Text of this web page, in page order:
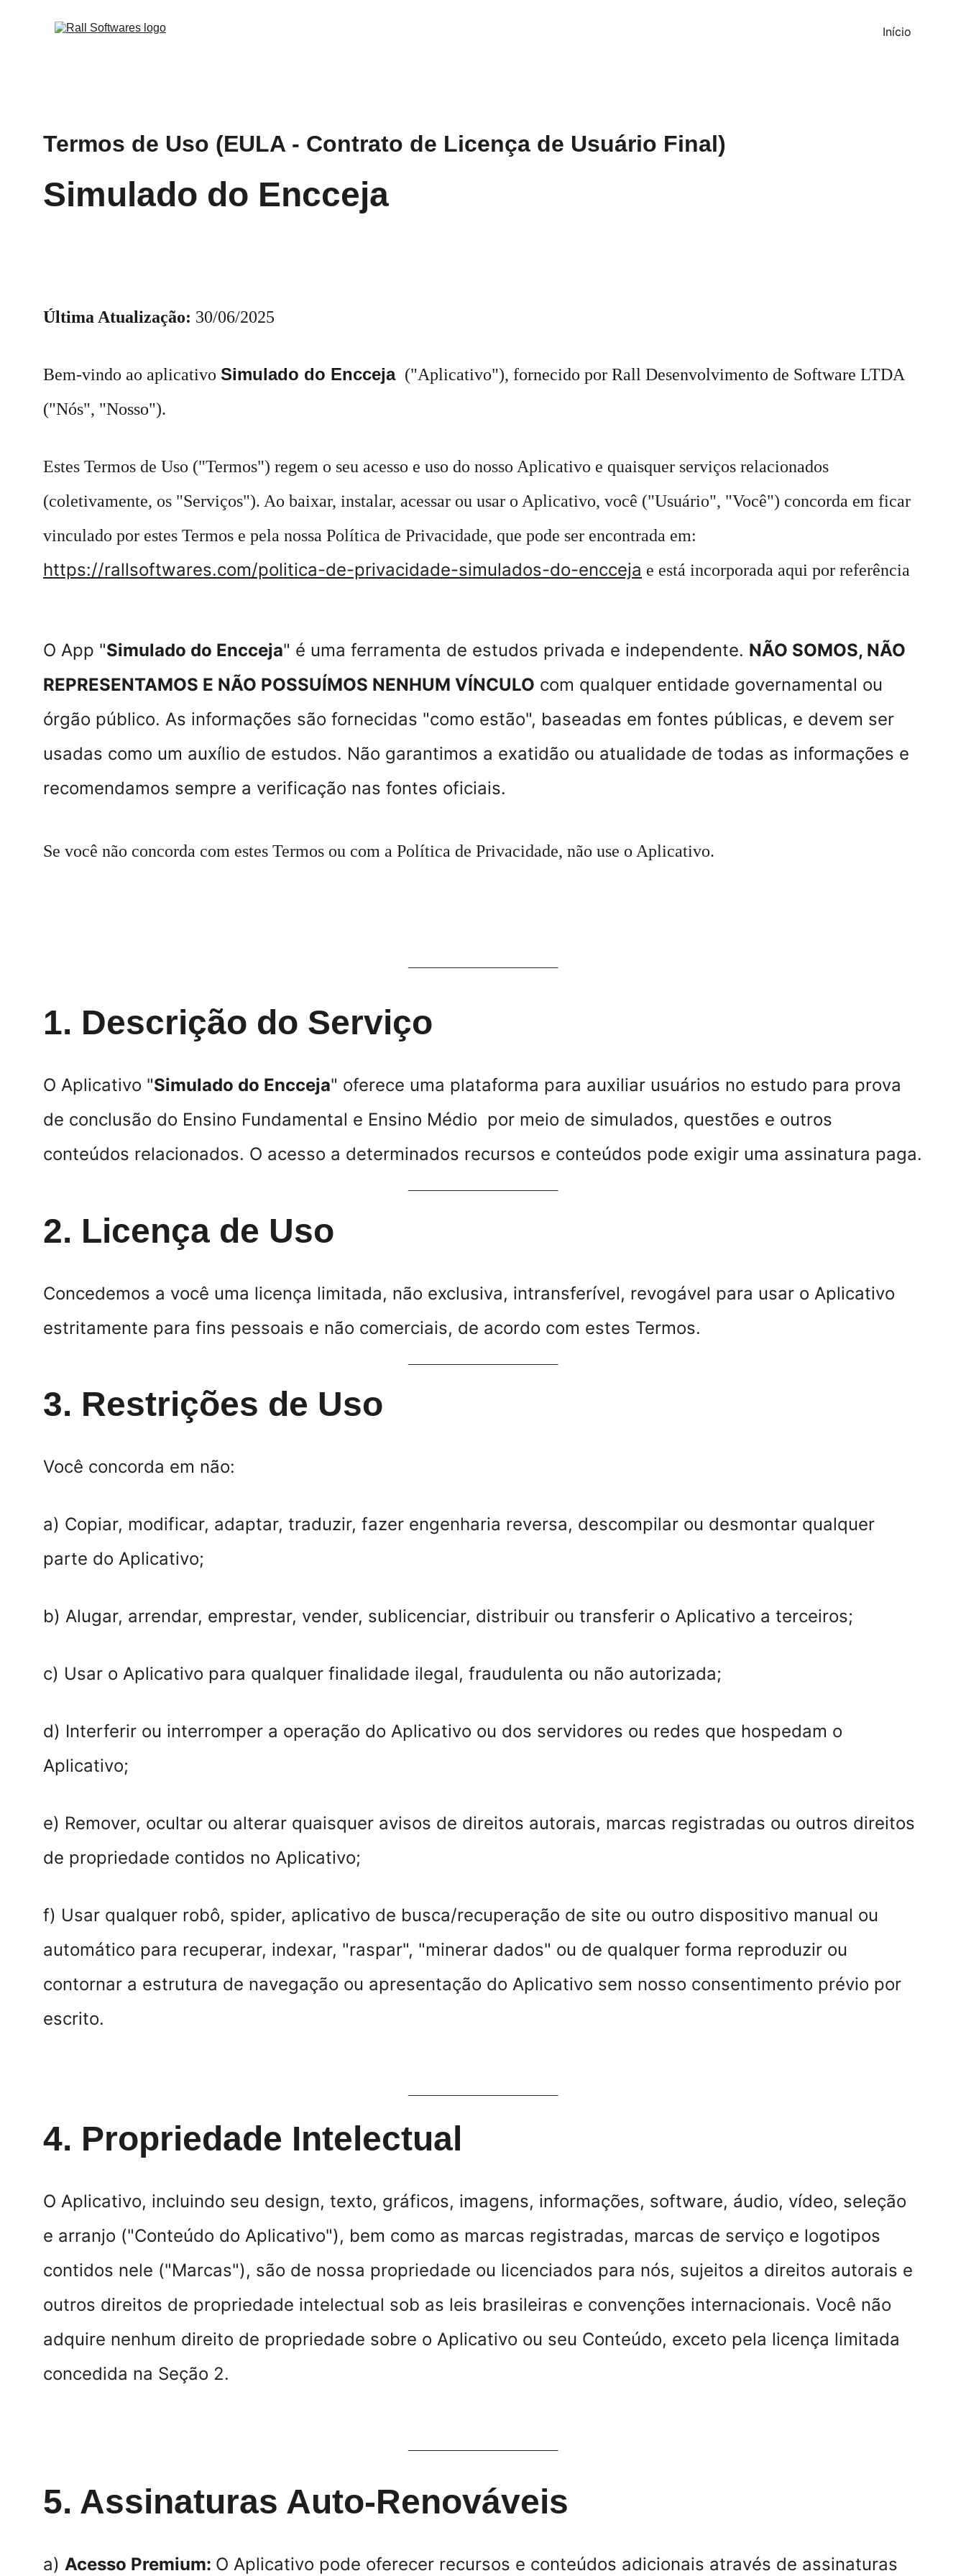
Início
Termos de Uso (EULA - Contrato de Licença de Usuário Final)
Simulado do Encceja
Última Atualização: 30/06/2025
Bem-vindo ao aplicativo Simulado do Encceja ("Aplicativo"), fornecido por Rall Desenvolvimento de Software LTDA
("Nós", "Nosso").
Estes Termos de Uso ("Termos") regem o seu acesso e uso do nosso Aplicativo e quaisquer serviços relacionados
(coletivamente, os "Serviços"). Ao baixar, instalar, acessar ou usar o Aplicativo, você ("Usuário", "Você") concorda em ficar
vinculado por estes Termos e pela nossa Política de Privacidade, que pode ser encontrada em:
https://rallsoftwares.com/politica-de-privacidade-simulados-do-encceja e está incorporada aqui por referência
O App "Simulado do Encceja" é uma ferramenta de estudos privada e independente. NÃO SOMOS, NÃO
REPRESENTAMOS E NÃO POSSUÍMOS NENHUM VÍNCULO com qualquer entidade governamental ou
órgão público. As informações são fornecidas "como estão", baseadas em fontes públicas, e devem ser
usadas como um auxílio de estudos. Não garantimos a exatidão ou atualidade de todas as informações e
recomendamos sempre a verificação nas fontes oficiais.
Se você não concorda com estes Termos ou com a Política de Privacidade, não use o Aplicativo.
1. Descrição do Serviço
O Aplicativo "Simulado do Encceja" oferece uma plataforma para auxiliar usuários no estudo para prova
de conclusão do Ensino Fundamental e Ensino Médio  por meio de simulados, questões e outros
conteúdos relacionados. O acesso a determinados recursos e conteúdos pode exigir uma assinatura paga.
2. Licença de Uso
Concedemos a você uma licença limitada, não exclusiva, intransferível, revogável para usar o Aplicativo
estritamente para fins pessoais e não comerciais, de acordo com estes Termos.
3. Restrições de Uso
Você concorda em não:
a) Copiar, modificar, adaptar, traduzir, fazer engenharia reversa, descompilar ou desmontar qualquer
parte do Aplicativo;
b) Alugar, arrendar, emprestar, vender, sublicenciar, distribuir ou transferir o Aplicativo a terceiros;
c) Usar o Aplicativo para qualquer finalidade ilegal, fraudulenta ou não autorizada;
d) Interferir ou interromper a operação do Aplicativo ou dos servidores ou redes que hospedam o
Aplicativo;
e) Remover, ocultar ou alterar quaisquer avisos de direitos autorais, marcas registradas ou outros direitos
de propriedade contidos no Aplicativo;
f) Usar qualquer robô, spider, aplicativo de busca/recuperação de site ou outro dispositivo manual ou
automático para recuperar, indexar, "raspar", "minerar dados" ou de qualquer forma reproduzir ou
contornar a estrutura de navegação ou apresentação do Aplicativo sem nosso consentimento prévio por
escrito.
4. Propriedade Intelectual
O Aplicativo, incluindo seu design, texto, gráficos, imagens, informações, software, áudio, vídeo, seleção
e arranjo ("Conteúdo do Aplicativo"), bem como as marcas registradas, marcas de serviço e logotipos
contidos nele ("Marcas"), são de nossa propriedade ou licenciados para nós, sujeitos a direitos autorais e
outros direitos de propriedade intelectual sob as leis brasileiras e convenções internacionais. Você não
adquire nenhum direito de propriedade sobre o Aplicativo ou seu Conteúdo, exceto pela licença limitada
concedida na Seção 2.
5. Assinaturas Auto-Renováveis
a) Acesso Premium: O Aplicativo pode oferecer recursos e conteúdos adicionais através de assinaturas